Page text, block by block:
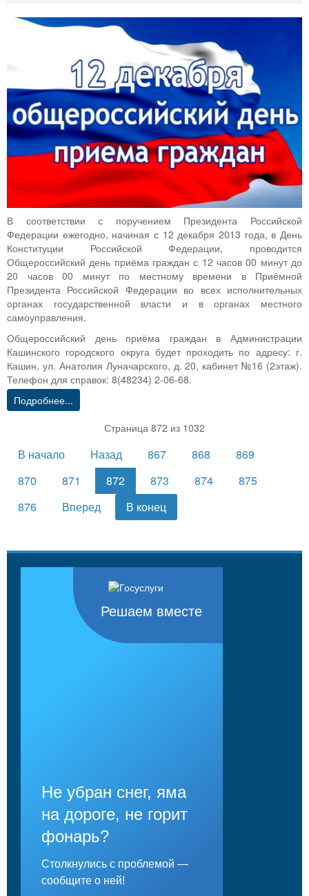
В соответствии с поручением Президента Российской
Федерации ежегодно, начиная с 12 декабря 2013 года, в День
Конституции Российской Федерации, проводится
Общероссийский день приёма граждан с 12 часов 00 минут до
20 часов 00 минут по местному времени в Приёмной
Президента Российской Федерации во всех исполнительных
органах государственной власти и в органах местного
самоуправления.
Общероссийский день приёма граждан в Администрации
Кашинского городского округа будет проходить по адресу: г.
Кашин, ул. Анатолия Луначарского, д. 20, кабинет №16 (2этаж).
Телефон для справок: 8(48234) 2-06-68.
Подробнее...
Страница 872 из 1032
В начало Назад 867 868
869
870
871 872 873 874
875
876
Вперед В конец
Решаем вместе
Не убран снег, яма
на дороге, не горит
фонарь?
Столкнулись с проблемой —
сообщите о ней!